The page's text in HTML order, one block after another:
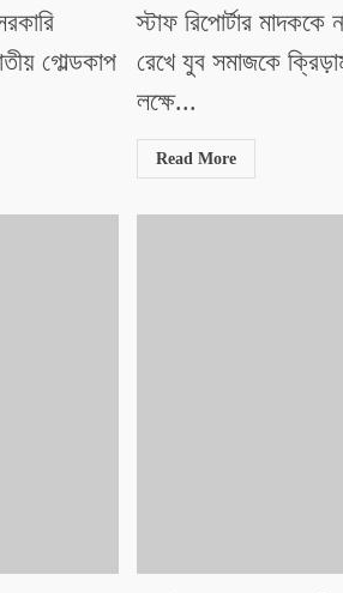
গোল্ডকাপ
স্টাফ রিপোর্টার
রেখে যুব সমাজকে
লক্ষে...
Read More